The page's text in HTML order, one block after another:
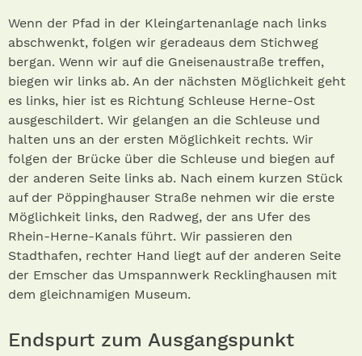
Wenn der Pfad in der Kleingartenanlage nach links
abschwenkt, folgen wir geradeaus dem Stichweg
bergan. Wenn wir auf die Gneisenaustraße treffen,
biegen wir links ab. An der nächsten Möglichkeit geht
es links, hier ist es Richtung Schleuse Herne-Ost
ausgeschildert. Wir gelangen an die Schleuse und
halten uns an der ersten Möglichkeit rechts. Wir
folgen der Brücke über die Schleuse und biegen auf
der anderen Seite links ab. Nach einem kurzen Stück
auf der Pöppinghauser Straße nehmen wir die erste
Möglichkeit links, den Radweg, der ans Ufer des
Rhein-Herne-Kanals führt. Wir passieren den
Stadthafen, rechter Hand liegt auf der anderen Seite
der Emscher das Umspannwerk Recklinghausen mit
dem gleichnamigen Museum.
Endspurt zum Ausgangspunkt